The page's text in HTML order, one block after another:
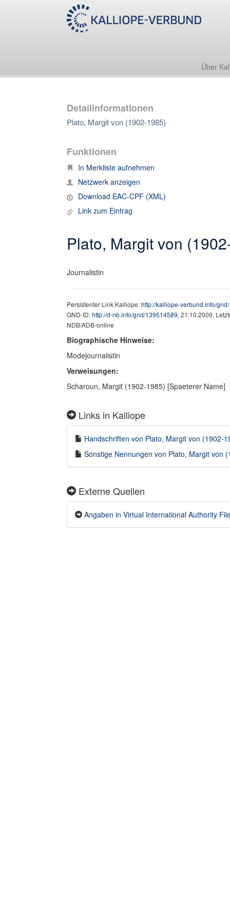
Über
Detailinformationen
Plato, Margit von (1902-1985)
Funktionen
In Merkliste aufnehmen
Netzwerk anzeigen
Download EAC-CPF (XML)
Link zum Eintrag
Plato, Margit von
Journalistin
Persistenter Link Kalliope:http://kalliope-verbund.info/
GND-ID:http://d-nb.info/gnd/139514589, 21.10.2009,
NDB/ADB-online
Biographische Hinweise:
Modejournalistin
Verweisungen:
Scharoun, Margit (1902-1985) [Spaeterer Name]
Links in Kalliope
Handschriften von Plato, Margit von (1902-
Sonstige Nennungen von Plato, Margit von
Externe Quellen
Angaben in Virtual International Authority